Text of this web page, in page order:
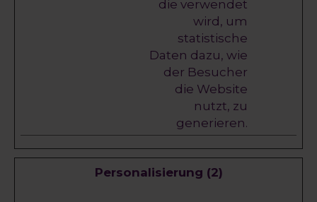
die verwendet
wird, um
statistische
Daten dazu, wie
der Besucher
die Website
nutzt, zu
generieren.
Personalisierung (2)